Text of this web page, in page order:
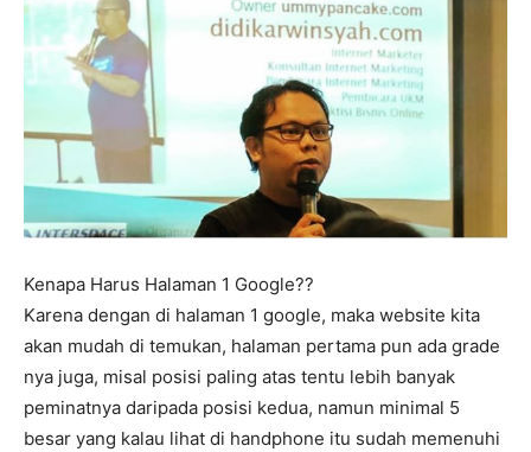
Kenapa Harus Halaman 1 Google??
Karena dengan di halaman 1 google, maka website kita
akan mudah di temukan, halaman pertama pun ada grade
nya juga, misal posisi paling atas tentu lebih banyak
peminatnya daripada posisi kedua, namun minimal 5
besar yang kalau lihat di handphone itu sudah memenuhi